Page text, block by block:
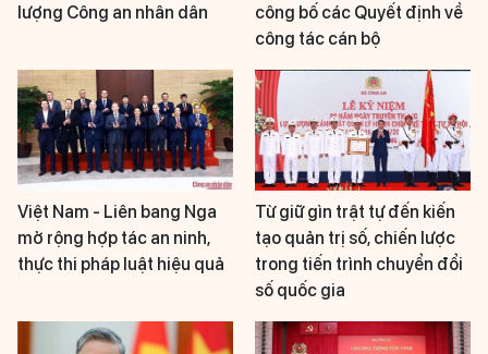
lượng Công an nhân dân
công bố các Quyết định về
công tác cán bộ
Việt Nam - Liên bang Nga
mở rộng hợp tác an ninh,
thực thi pháp luật hiệu quả
Từ giữ gìn trật tự đến kiến
tạo quản trị số, chiến lược
trong tiến trình chuyển đổi
số quốc gia